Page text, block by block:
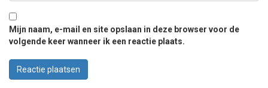
Mijn naam, e-mail en site opslaan in deze browser voor de
volgende keer wanneer ik een reactie plaats.